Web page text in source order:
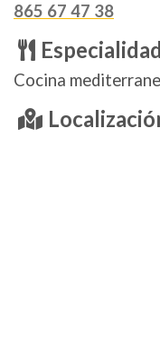
865 67 47 38
Cocina